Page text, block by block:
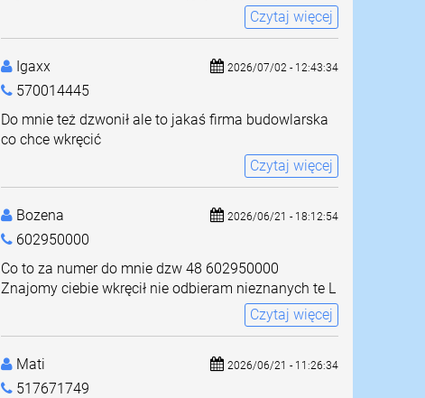
Czytaj więcej
Igaxx
570014445
2026/07/02 - 12:43:34
Do mnie też dzwonił ale to jakaś firma budowlarska
co chce wkręcić
Czytaj więcej
Bozena
602950000
2026/06/21 - 18:12:54
Co to za numer do mnie dzw 48 602950000
Znajomy ciebie wkręcił nie odbieram nieznanych te L
Czytaj więcej
Mati
517671749
2026/06/21 - 11:26:34